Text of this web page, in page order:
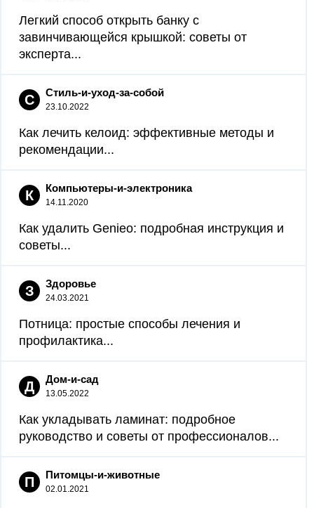
Легкий способ открыть банку с
завинчивающейся крышкой: советы от
эксперта...
С Стиль-и-уход-за-собой
23.10.2022
Как лечить келоид: эффективные методы и
рекомендации...
К Компьютеры-и-электроника
14.11.2020
Как удалить Genieo: подробная инструкция и
советы...
З Здоровье
24.03.2021
Потница: простые способы лечения и
профилактика...
Д Дом-и-сад
13.05.2022
Как укладывать ламинат: подробное
руководство и советы от профессионалов...
П Питомцы-и-животные
02.01.2021